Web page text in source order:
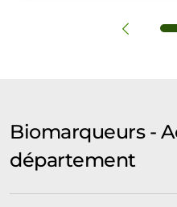
Biomarqueurs -
département